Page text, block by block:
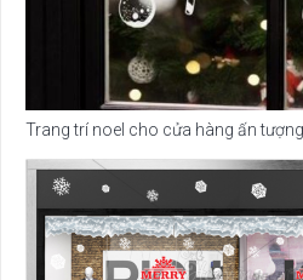
Trang trí noel cho cửa hàng ấn